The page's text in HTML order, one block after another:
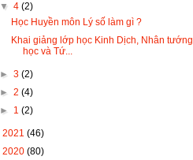
▼ 4 (2)
Học Huyền môn Lý số làm gì ?
Khai giảng lớp học Kinh Dịch, Nhân tướng
học và Tứ...
► 3 (2)
► 2 (4)
► 1 (2)
2021 (46)
2020 (80)